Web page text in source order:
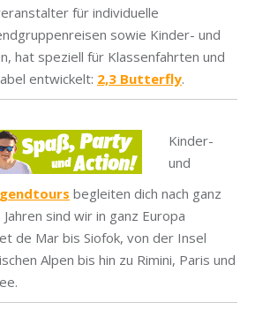
für individuelle
sowie Kinder- und
hat speziell für Klassenfahrten und
entwickelt: 2,3 Butterfly.
Kinder-
und
begleiten dich nach ganz
sind wir in ganz Europa
de Mar bis Siofok, von der Insel
Alpen bis hin zu Rimini, Paris und